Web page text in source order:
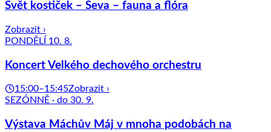
Svět kostiček – Seva – fauna a flóra
Zobrazit ›
PONDĚLÍ 10. 8.
Koncert Velkého dechového orchestru
15:00–15:45Zobrazit ›
SEZÓNNĚ · do 30. 9.
Výstava Máchův Máj v mnoha podobách na